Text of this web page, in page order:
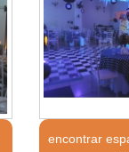
encontrar